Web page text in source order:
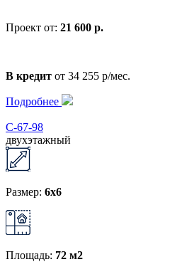
Проект от: 21 600 р.
В кредит от 34 255 р/мес.
Подробнее
С-67-98
двухэтажный
Размер: 6x6
Площадь: 72 м2